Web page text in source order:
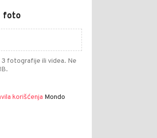
foto
fotografije ili videa. Ne
korišćenja Mondo